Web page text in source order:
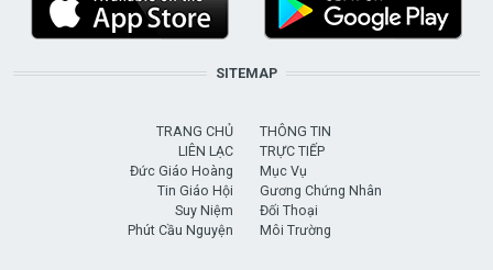
SITEMAP
TRANG CHỦ
LIÊN LẠC
Đức Giáo Hoàng
Tin Giáo Hội
Suy Niệm
Phút Cầu Nguyện
THÔNG TIN
TRỰC TIẾP
Mục Vụ
Gương Chứng Nhân
Đối Thoại
Môi Trường